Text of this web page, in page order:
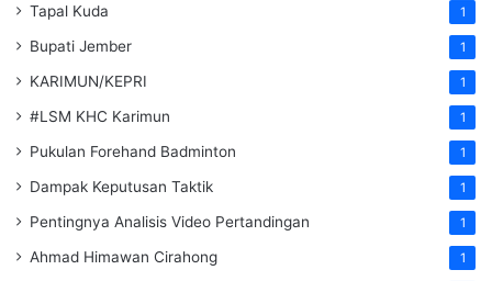
Tapal Kuda 1
Bupati Jember 1
KARIMUN/KEPRI 1
#LSM KHC Karimun 1
Pukulan Forehand Badminton 1
Dampak Keputusan Taktik 1
Pentingnya Analisis Video Pertandingan 1
Ahmad Himawan Cirahong 1